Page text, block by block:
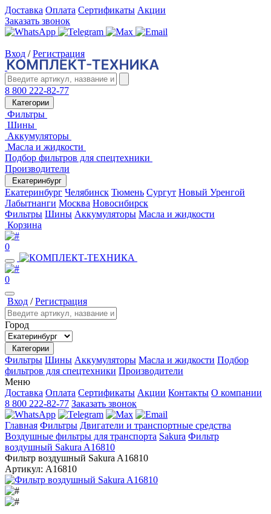
Доставка Оплата Сертификаты Акции
Заказать звонок
Вход / Регистрация
8 800 222-82-77
Категории
Фильтры
Шины
Аккумуляторы
Масла и жидкости
Подбор фильтров для спецтехники
Производители
Екатеринбург
Екатеринбург Челябинск Тюмень Сургут Новый Уренгой
Лабытнанги Москва Новосибирск
Фильтры Шины Аккумуляторы Масла и жидкости
Корзина
0
0
Вход /Регистрация
Город
Категории
Фильтры Шины Аккумуляторы Масла и жидкости Подбор
фильтров для спецтехники Производители
Меню
Доставка Оплата Сертификаты Акции Контакты О компании
8 800 222-82-77 Заказать звонок
Главная Фильтры Двигатели и транспортные средства
Воздушные фильтры для транспорта Sakura Фильтр
воздушный Sakura A16810
Фильтр воздушный Sakura A16810
Артикул: A16810